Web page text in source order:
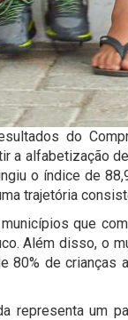
do
a alfabetização
o índice de
trajetória
que
Além disso, o
80% de crianças
representa um